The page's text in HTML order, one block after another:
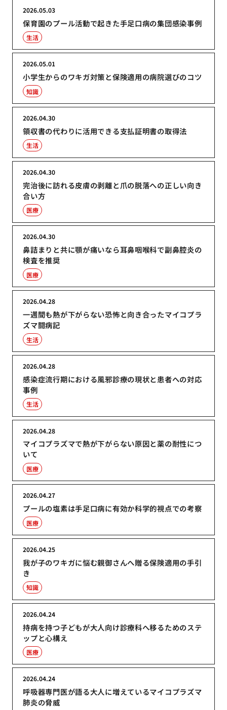
保育園のプール活動で起きた手足口病の集団感染事例
2026.05.03
生活
小学生からのワキガ対策と保険適用の病院選びのコツ
2026.05.01
知識
領収書の代わりに活用できる支払証明書の取得法
2026.04.30
生活
完治後に訪れる皮膚の剥離と爪の脱落への正しい向き
合い方
2026.04.30
医療
鼻詰まりと共に顎が痛いなら耳鼻咽喉科で副鼻腔炎の
検査を推奨
2026.04.30
医療
一週間も熱が下がらない恐怖と向き合ったマイコプラ
ズマ闘病記
2026.04.28
生活
感染症流行期における風邪診療の現状と患者への対応
事例
2026.04.28
生活
マイコプラズマで熱が下がらない原因と薬の耐性につ
いて
2026.04.28
医療
プールの塩素は手足口病に有効か科学的視点での考察
2026.04.27
医療
我が子のワキガに悩む親御さんへ贈る保険適用の手引
き
2026.04.25
知識
持病を持つ子どもが大人向け診療科へ移るためのステ
ップと心構え
2026.04.24
医療
呼吸器専門医が語る大人に増えているマイコプラズマ
肺炎の脅威
2026.04.24